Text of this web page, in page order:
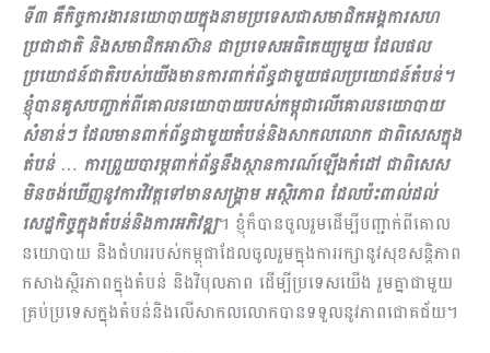
ទី៣ គឺកិច្ចការងារនយោបាយក្នុងនាមប្រទេសជាសមាជិកអង្គការសហ
ប្រជាជាតិ និងសមាជិកអាស៊ាន ជាប្រទេសអធិតេយ្យមួយ ដែលផល
ប្រយោជន៍ជាតិរបស់យើងមានការពាក់ព័ន្ធ​ជាមួយផលប្រយោជន៍តំបន់។
ខ្ញុំបានគូសបញ្ជាក់ពីគោលនយោបាយរបស់កម្ពុជាលើគោលនយោបាយ
សំខាន់ៗ ដែលមានពាក់ព័ន្ធជាមួយតំបន់និងសាកលលោក ជាពិសេសក្នុង
តំបន់… ការព្រួយបារម្ភពាក់ព័ន្ធនឹងស្ថានការណ៍ឡើងកំដៅ ជាពិសេស
មិនចង់ឃើញនូវការវិវត្ដទៅមាន​ស​ង្គ្រាម អស្ថិរភាព ដែលប៉ះពាល់ដល់
សេដ្ឋកិច្ចក្នុងតំបន់និងការអភិវឌ្ឍ។ ខ្ញុំក៏បានចូលរួមដើម្បីបញ្ជាក់ពីគោល
នយោបាយ និងជំហររបស់កម្ពុជាដែលចូលរួមក្នុងការរក្សានូវសុខសន្ដិភាព
កសាងស្ថិរភាពក្នុងតំបន់ និងវិបុលភាព ដើម្បីប្រទេសយើង រួមគ្នាជាមួយ
គ្រប់ប្រទេសក្នុងតំបន់និងលើសាកលលោកបានទទួលនូវភាពជោគជ័យ។